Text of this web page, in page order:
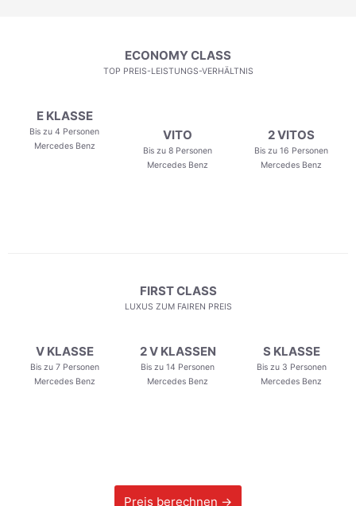
ECONOMY CLASS
TOP PREIS-LEISTUNGS-VERHÄLTNIS
E KLASSE
Bis zu 4 Personen
Mercedes Benz
VITO
Bis zu 8 Personen
Mercedes Benz
2 VITOS
Bis zu 16 Personen
Mercedes Benz
FIRST CLASS
LUXUS ZUM FAIREN PREIS
V KLASSE
Bis zu 7 Personen
Mercedes Benz
2 V KLASSEN
Bis zu 14 Personen
Mercedes Benz
S KLASSE
Bis zu 3 Personen
Mercedes Benz
Preis berechnen →